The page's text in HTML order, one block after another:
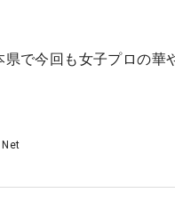
で今回も女子プロの華
Net